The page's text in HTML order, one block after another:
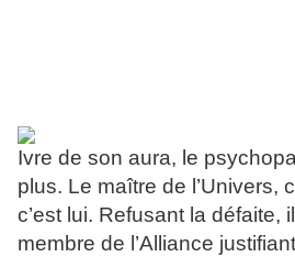
Ivre de son aura, le
plus. Le maître de l’Univers,
c’est lui. Refusant la défaite,
membre de l’Alliance